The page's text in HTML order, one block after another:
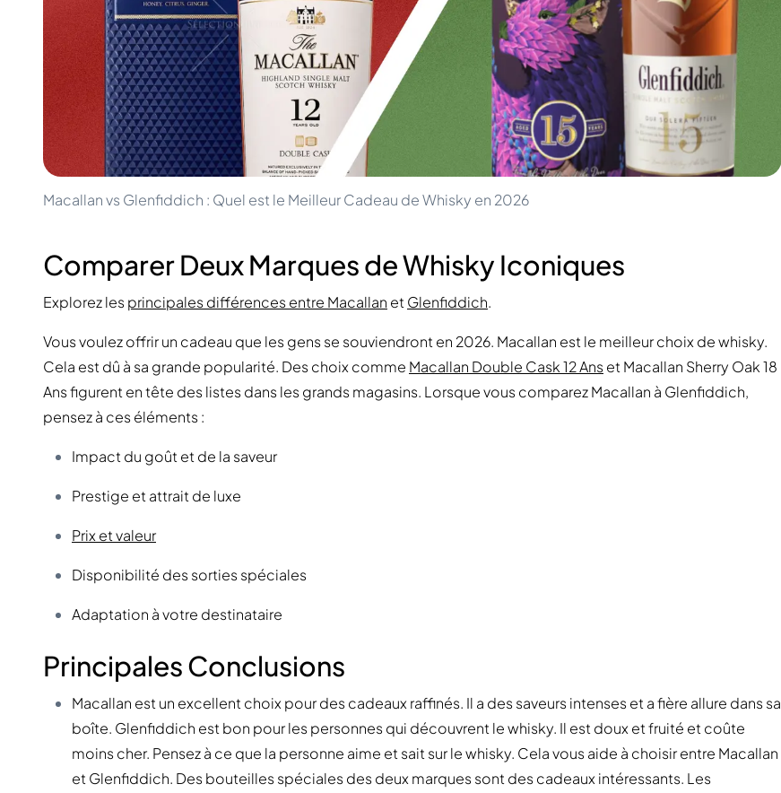
200-500€
Prochaines Sorties
Collections
Favoris des Clients
Rare & de Collection
Éditions Limitées
Distillerie Fermée
Whisky Doux
Diplomatico
Don Julio
Gin Mare
Mangabeiras
Hennessy
Martell
Monkey 47
Remy Martin
Ron Zacapa
Macallan vs Glenfiddich : Quel est le Meilleur Cadeau de Whisky en 2026
Comparer Deux Marques de Whisky Iconiques
Explorez lesprincipales différences entre Macallan etGlenfiddich.
Vous voulez offrir un cadeau que les gens se souviendront en 2026. Macallan est le meilleur choix de whisky.
Cela est dû à sa grande popularité. Des choix comme Macallan Double Cask 12 Anset Macallan Sherry Oak 18
Ans figurent en tête des listes dans les grands magasins. Lorsque vous comparez Macallan à Glenfiddich,
pensez à ces éléments :
Impact du goût et de la saveur
Prestige et attrait de luxe
Prix et valeur
Disponibilité des sorties spéciales
Adaptation à votre destinataire
Principales Conclusions
Macallan est un excellent choix pour des cadeaux raffinés. Il a des saveurs intenses et a fière allure dans sa
boîte. Glenfiddich est bon pour les personnes qui découvrent le whisky. Il est doux et fruité et coûte
moins cher. Pensez à ce que la personne aime et sait sur le whisky. Cela vous aide à choisir entre Macallan
et Glenfiddich. Des bouteilles spéciales des deux marques sont des cadeaux intéressants. Les